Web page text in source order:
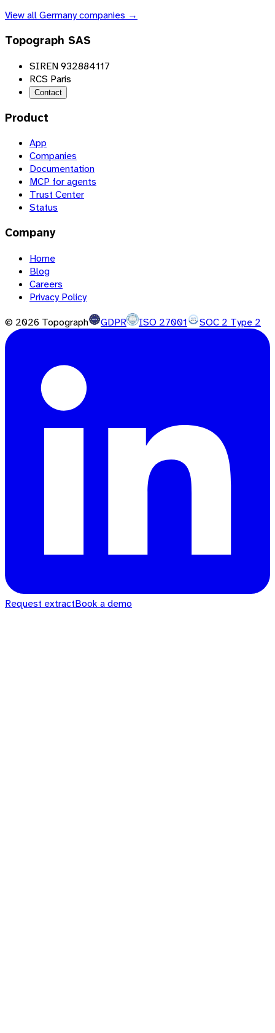
View allGermanycompanies →
Topograph SAS
SIREN 932884117
RCS Paris
Contact
Product
App
Companies
Documentation
MCP for agents
Trust Center
Status
Company
Home
Blog
Careers
Privacy Policy
© 2026 Topograph GDPR ISO 27001 SOC 2 Type 2
Request extractBook a demo